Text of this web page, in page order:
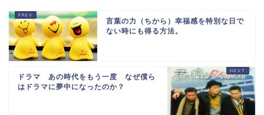
言葉の力（ちから）幸福感を特別な日で
ない時にも得る方法。
ドラマ あの時代をもう一度 なぜ僕ら
はドラマに夢中になったのか？